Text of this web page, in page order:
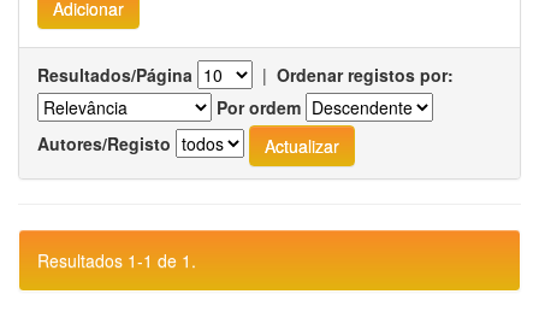
Resultados/Página | Ordenar registos por:
Por ordem
Autores/Registo
Resultados 1-1 de 1.